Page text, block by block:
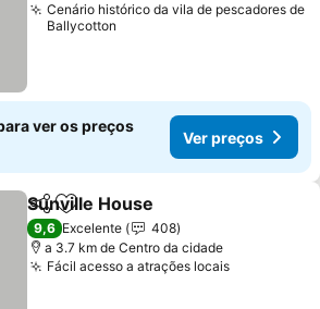
Cenário histórico da vila de pescadores de
Ballycotton
ver os preços
Ver preços
PartilharAdicionar aos favoritos
Sunville House
9,6 Excelente
408
a 3.7 km de Centro da cidade
Fácil acesso a atrações locaisVer preços